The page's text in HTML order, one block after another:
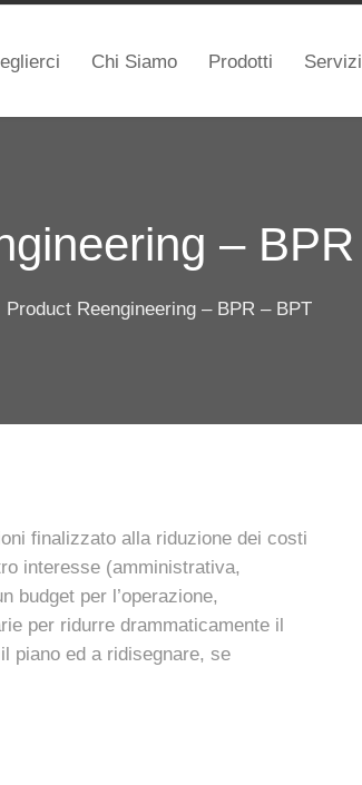
Chi Siamo Prodotti Servizi
–
Product Reengineering – BPR – BPT
finalizzato alla riduzione dei costi
interesse (amministrativa,
budget per l’operazione,
per ridurre drammaticamente il
piano ed a ridisegnare, se